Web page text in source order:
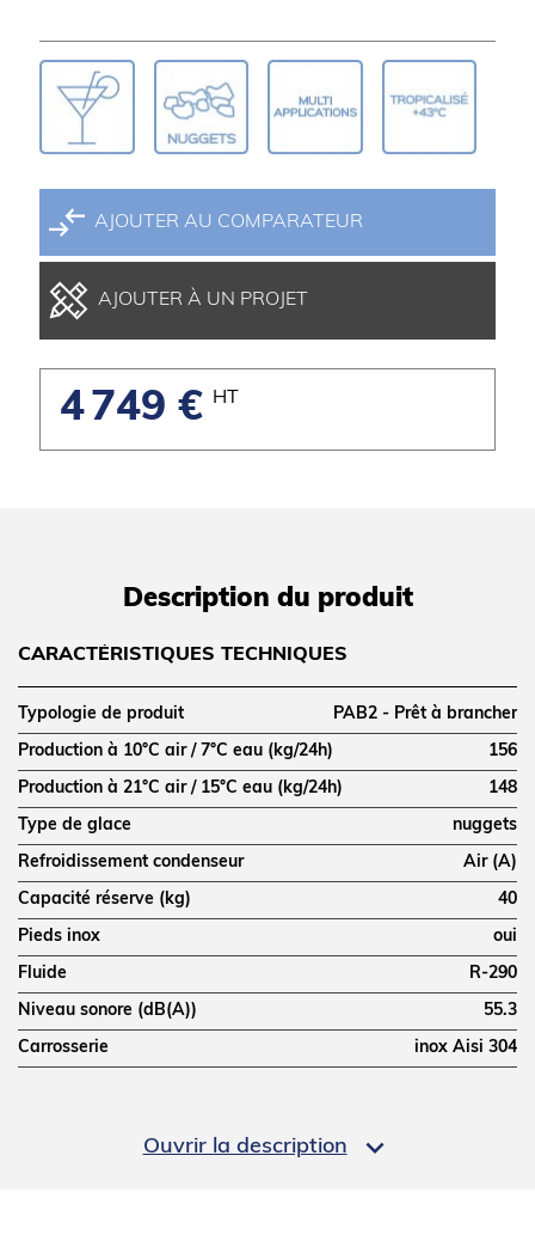
AJOUTER AU COMPARATEUR
AJOUTER À UN PROJET
4 749 € HT
Ouvrir la description 
Description du produit
CARACTÉRISTIQUES TECHNIQUES
Typologie de produit PAB2 - Prêt à brancher
Production à 10°C air / 7°C eau (kg/24h) 156
Production à 21°C air / 15°C eau (kg/24h) 148
Type de glace nuggets
Refroidissement condenseur Air (A)
Capacité réserve (kg) 40
Pieds inox oui
Fluide R-290
Niveau sonore (dB(A)) 55.3
Carrosserie inox Aisi 304